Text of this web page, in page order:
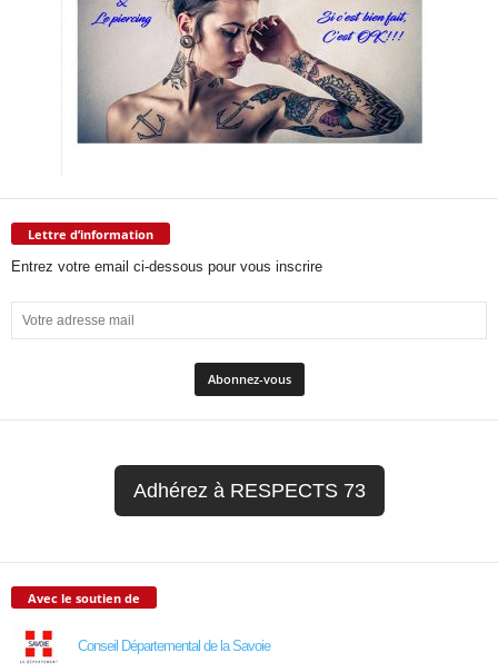
Lettre d’information
Entrez votre email ci-dessous pour vous inscrire
Adhérez à RESPECTS 73
Avec le soutien de
Conseil Départemental de la Savoie